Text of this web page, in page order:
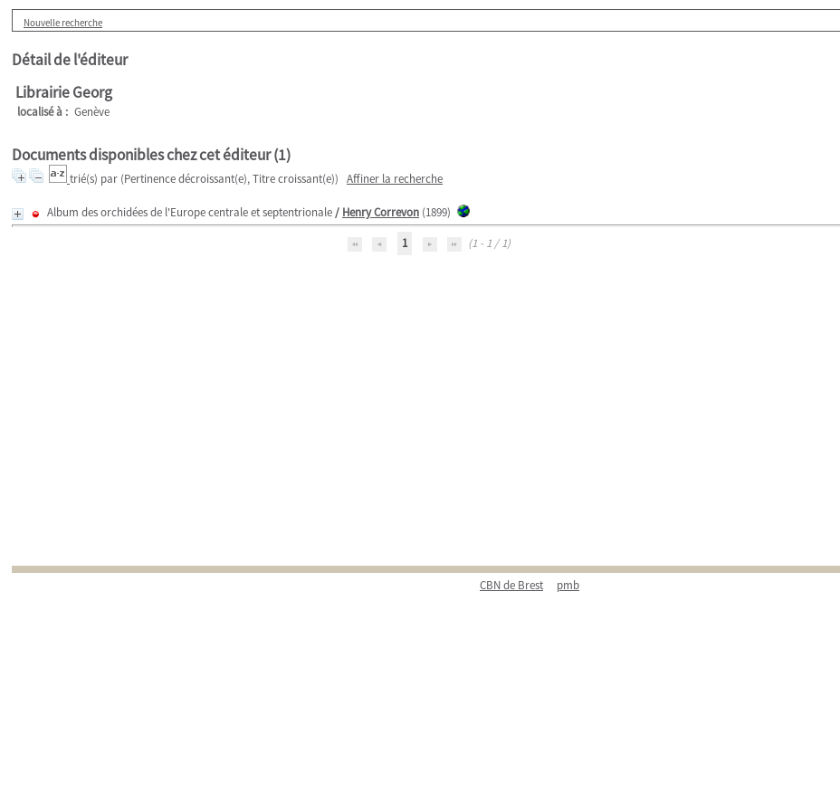
Nouvelle recherche
Détail de l'éditeur
Librairie Georg
localisé à : Genève
Documents disponibles chez cet éditeur (1)
trié(s) par (Pertinence décroissant(e), Titre croissant(e)) Affiner la recherche
Album des orchidées de l'Europe centrale et septentrionale/ Henry Correvon (1899)
1
(1 - 1 / 1)
CBN de Brest pmb